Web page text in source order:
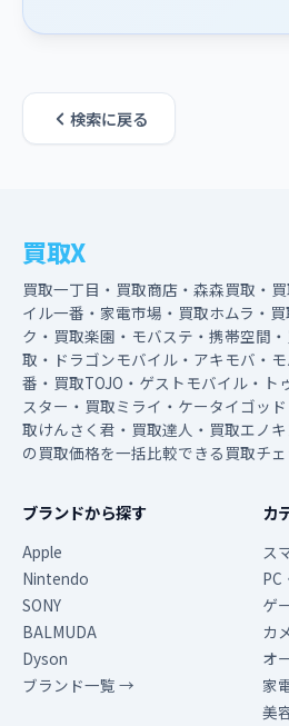
検索に戻る
買取X
買取一丁目・買取商店・森森買取・
イル一番・家電市場・買取ホムラ・
ク・買取楽園・モバステ・携帯空間
取・ドラゴンモバイル・アキモバ・
番・買取TOJO・ゲストモバイル・ト
スター・買取ミライ・ケータイゴッ
取けんさく君・買取達人・買取エノ
の買取価格を一括比較できる買取チ
ブランドから探す
Apple
Nintendo
SONY
BALMUDA
Dyson
ブランド一覧 →
カ
ス
PC
ゲ
カ
オ
家
美